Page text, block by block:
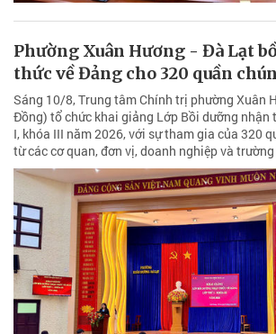
Phường Xuân Hương - Đà Lạt
thức về Đảng cho 320 quần
Sáng 10/8, Trung tâm Chính trị phường Xuân
Đồng) tổ chức khai giảng Lớp Bồi dưỡng nhận
I, khóa III năm 2026, với sự tham gia của 320
từ các cơ quan, đơn vị, doanh nghiệp và